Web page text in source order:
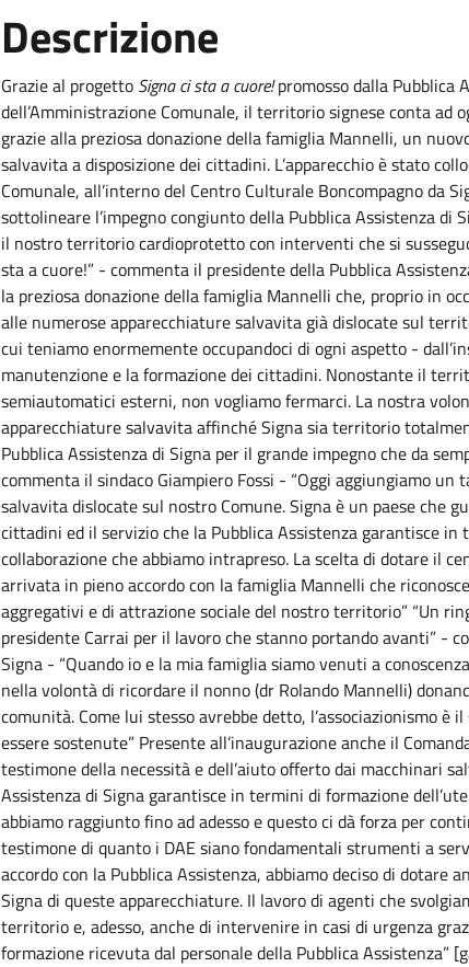
Descrizione
Grazie al progetto Signa ci sta a cuore!promosso dalla Pubblica
dell’Amministrazione Comunale, il territorio signese conta ad
grazie alla preziosa donazione della famiglia Mannelli, un
salvavita a disposizione dei cittadini. L’apparecchio è stato
Comunale, all’interno del Centro Culturale Boncompagno da
sottolineare l’impegno congiunto della Pubblica Assistenza di
il nostro territorio cardioprotetto con interventi che si
sta a cuore!” - commenta il presidente della Pubblica
la preziosa donazione della famiglia Mannelli che, proprio in
alle numerose apparecchiature salvavita già dislocate sul
cui teniamo enormemente occupandoci di ogni aspetto -
manutenzione e la formazione dei cittadini. Nonostante il
semiautomatici esterni, non vogliamo fermarci. La nostra
apparecchiature salvavita affinché Signa sia territorio
Pubblica Assistenza di Signa per il grande impegno che da
commenta il sindaco Giampiero Fossi - “Oggi aggiungiamo un
salvavita dislocate sul nostro Comune. Signa è un paese che
cittadini ed il servizio che la Pubblica Assistenza garantisce
collaborazione che abbiamo intrapreso. La scelta di dotare il
arrivata in pieno accordo con la famiglia Mannelli che
aggregativi e di attrazione sociale del nostro territorio” “Un
presidente Carrai per il lavoro che stanno portando avanti” -
Signa - “Quando io e la mia famiglia siamo venuti a
nella volontà di ricordare il nonno (dr Rolando Mannelli)
comunità. Come lui stesso avrebbe detto, l’associazionismo
essere sostenute” Presente all’inaugurazione anche il
testimone della necessità e dell’aiuto offerto dai macchinari
Assistenza di Signa garantisce in termini di formazione
abbiamo raggiunto fino ad adesso e questo ci dà forza per
testimone di quanto i DAE siano fondamentali strumenti a
accordo con la Pubblica Assistenza, abbiamo deciso di dotare
Signa di queste apparecchiature. Il lavoro di agenti che
territorio e, adesso, anche di intervenire in casi di urgenza
formazione ricevuta dal personale della Pubblica